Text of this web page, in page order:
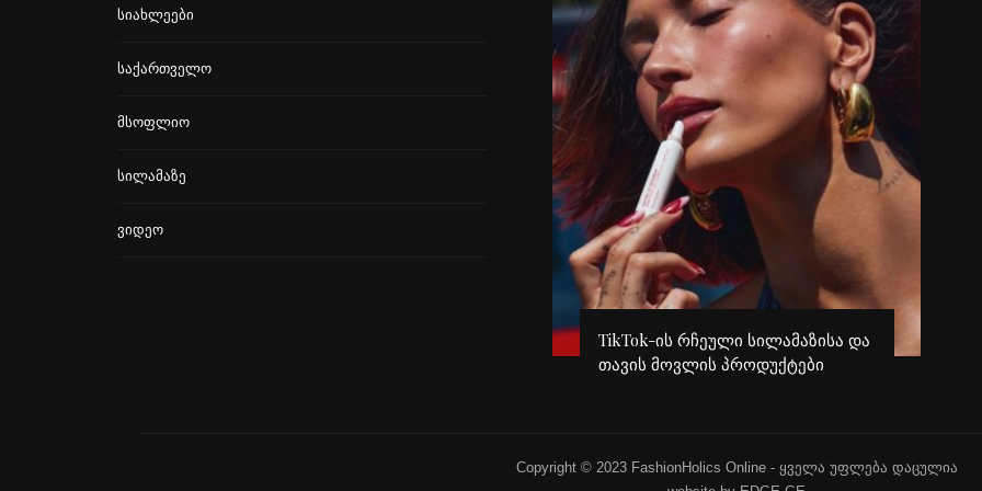
Სიახლეები
Საქართველო
Მსოფლიო
Სილამაზე
Ვიდეო
TikTok-ის რჩეული სილამაზისა და
თავის მოვლის პროდუქტები
Copyright © 2023 FashionHolics Online - ყველა უფლება დაცულია